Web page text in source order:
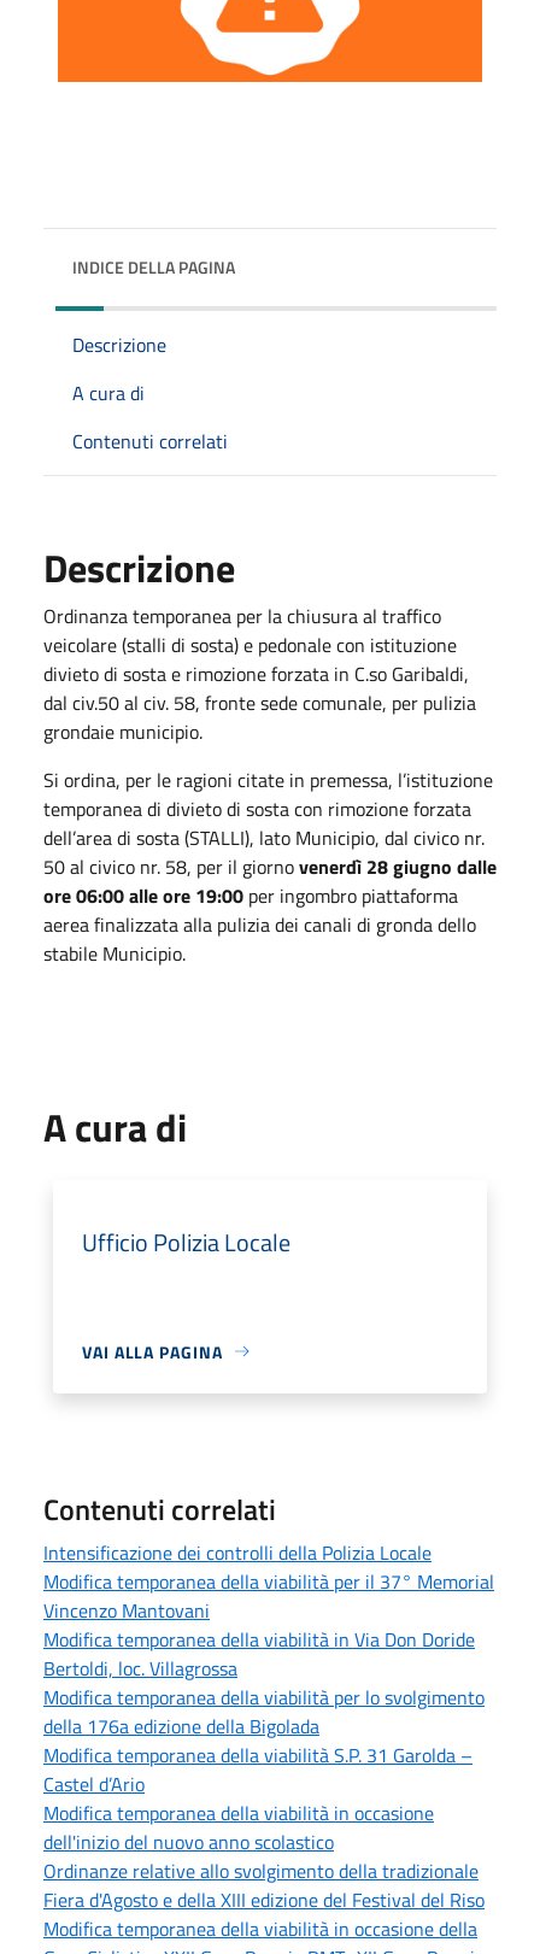
INDICE DELLA PAGINA
Descrizione
A cura di
Contenuti correlati
Descrizione
Ordinanza temporanea per la chiusura al traffico
veicolare (stalli di sosta) e pedonale con istituzione
divieto di sosta e rimozione forzata in C.so Garibaldi,
dal civ.50 al civ. 58, fronte sede comunale, per pulizia
grondaie municipio.
Si ordina, per le ragioni citate in premessa, l’istituzione
temporanea di divieto di sosta con rimozione forzata
dell’area di sosta (STALLI), lato Municipio, dal civico nr.
50 al civico nr. 58, per il giornovenerdì 28 giugno dalle
ore 06:00 alle ore 19:00 per ingombro piattaforma
aerea finalizzata alla pulizia dei canali di gronda dello
stabile Municipio.
A cura di
Ufficio Polizia Locale
VAI ALLA PAGINA
Contenuti correlati
Intensificazione dei controlli della Polizia Locale
Modifica temporanea della viabilità per il 37° Memorial
Vincenzo Mantovani
Modifica temporanea della viabilità in Via Don Doride
Bertoldi, loc. Villagrossa
Modifica temporanea della viabilità per lo svolgimento
della 176a edizione della Bigolada
Modifica temporanea della viabilità S.P. 31 Garolda –
Castel d’Ario
Modifica temporanea della viabilità in occasione
dell'inizio del nuovo anno scolastico
Ordinanze relative allo svolgimento della tradizionale
Fiera d'Agosto e della XIII edizione del Festival del Riso
Modifica temporanea della viabilità in occasione della